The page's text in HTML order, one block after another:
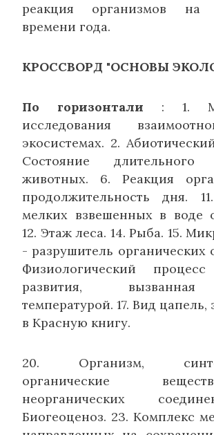
реакция организмов на
времени года.
КРОССВОРД "ОСНОВЫ
По горизонтали : 1.
исследования
экосистемах. 2.
Состояние
животных. 6. Реак­ция
продолжительность дня.
мелких взвешенных в воде
12. Этаж леса. 14. Рыба. 15.
- разрушитель органических
Физиологический процесс
развития,
температурой. 17. Вид
в Красную книгу.
20. Организм,
органические
неорганических
Биогеоценоз. 23. Комплекс